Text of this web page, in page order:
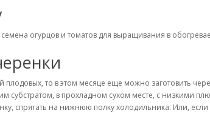
семена огурцов и томатов для выращивания в
плодовых, то в этом месяце еще можно заготовить
субстратом, в прохладном сухом месте, с низкими
спрятать на нижнюю полку холодильника. Или,